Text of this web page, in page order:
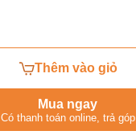
Thêm vào giỏ
Mua ngay
Có thanh toán online, trả góp